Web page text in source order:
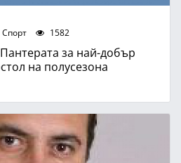
Спорт 1582
за най-добър
на полусезона